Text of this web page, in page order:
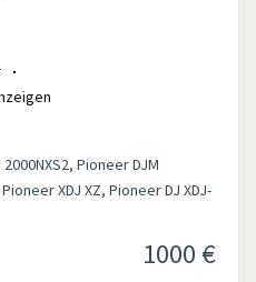
Pioneer DJM
XDJ XZ, Pioneer DJ XDJ-
1000 €